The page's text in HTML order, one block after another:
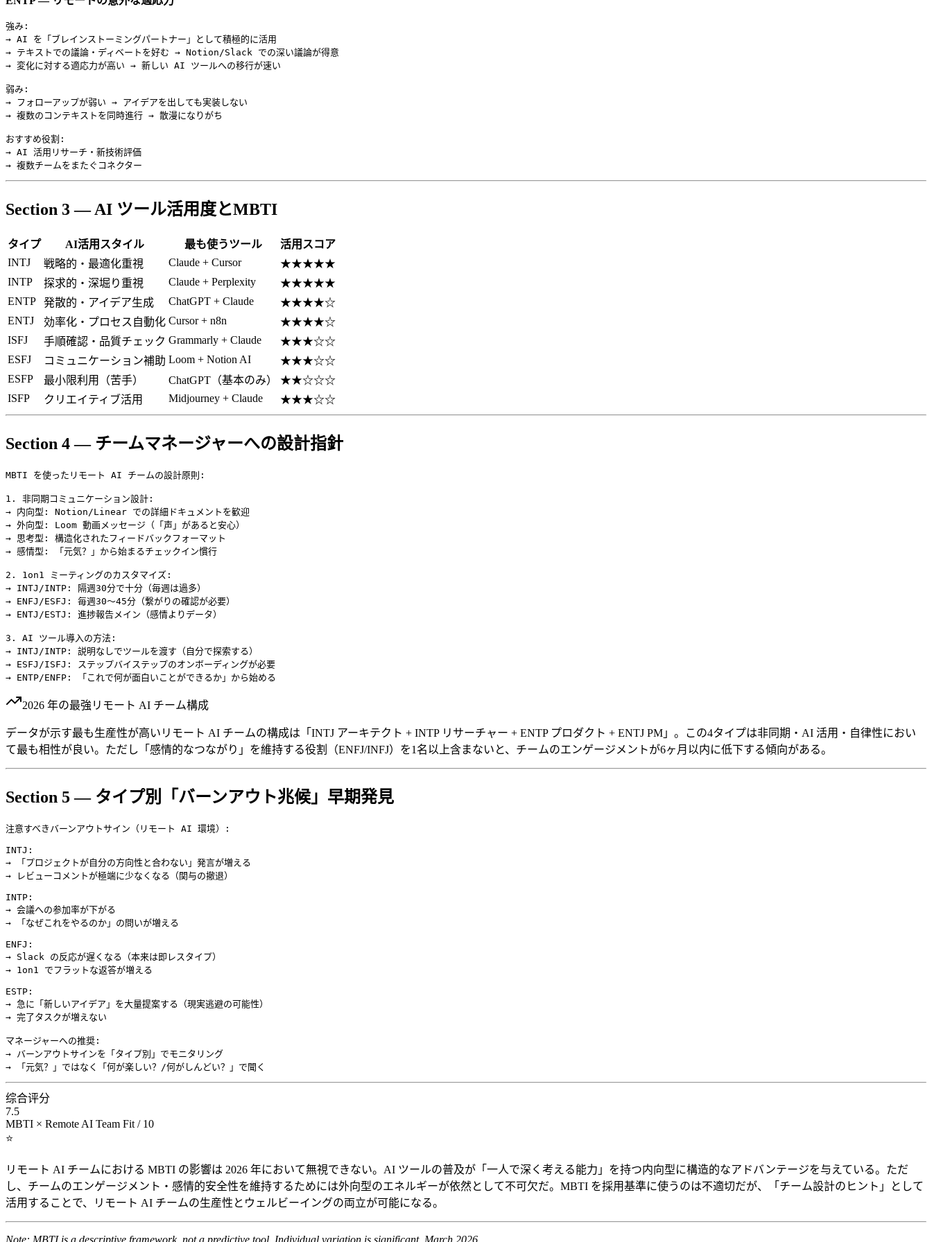
強み:
→ AI を「ブレインストーミングパートナー」として積極的に活用
→ テキストでの議論・ディベートを好む → Notion/Slack での深い議論が得意
→ 変化に対する適応力が高い → 新しい AI ツールへの移行が速い
弱み:
→ フォローアップが弱い → アイデアを出しても実装しない
→ 複数のコンテキストを同時進行 → 散漫になりがち
おすすめ役割:
→ AI 活用リサーチ・新技術評価
Section 3 — AI ツール活用度とMBTI
タイプ AI活用スタイル 最も使うツール
活用スコア
INTJ
戦略的・最適化重視 Claude + Cursor
★★★★★
INTP
探求的・深堀り重視 Claude + Perplexity
★★★★★
ENTP
発散的・アイデア生成 ChatGPT + Claude
★★★★☆
ENTJ
効率化・プロセス自動化 Cursor + n8n
★★★★☆
ISFJ
手順確認・品質チェック Grammarly + Claude
★★★☆☆
ESFJ
コミュニケーション補助 Loom + Notion AI
★★★☆☆
ESFP
最小限利用（苦手） ChatGPT（基本のみ）
★★☆☆☆
ISFP
クリエイティブ活用 Midjourney + Claude ★★★☆☆
Section 4 — チームマネージャーへの設計指針
MBTI を使ったリモート AI チームの設計原則:
1. 非同期コミュニケーション設計:
→ 内向型: Notion/Linear での詳細ドキュメントを歓迎
→ 外向型: Loom 動画メッセージ（「声」があると安心）
→ 思考型: 構造化されたフィードバックフォーマット
→ 感情型: 「元気？」から始まるチェックイン慣行
2. 1on1 ミーティングのカスタマイズ:
→ INTJ/INTP: 隔週30分で十分（毎週は過多）
→ ENFJ/ESFJ: 毎週30〜45分（繋がりの確認が必要）
→ ENTJ/ESTJ: 進捗報告メイン（感情よりデータ）
3. AI ツール導入の方法:
→ INTJ/INTP: 説明なしでツールを渡す（自分で探索する）
→ ESFJ/ISFJ: ステップバイステップのオンボーディングが必要
2026 年の最強リモート AI チーム構成
データが示す最も生産性が高いリモート AI チームの構成は「INTJ アーキテクト + INTP リサーチャー + ENTP プロダクト + ENTJ PM」。この4タイプは非同期・AI 活用・自律性におい
て最も相性が良い。ただし「感情的なつながり」を維持する役割（ENFJ/INFJ）を1名以上含まないと、チームのエンゲージメントが6ヶ月以内に低下する傾向がある。
Section 5 — タイプ別「バーンアウト兆候」早期発見
注意すべきバーンアウトサイン（リモート AI 環境）:
INTJ:
→ 「プロジェクトが自分の方向性と合わない」発言が増える
→ レビューコメントが極端に少なくなる（関与の撤退）
INTP:
→ 会議への参加率が下がる
→ 「なぜこれをやるのか」の問いが増える
ENFJ:
→ Slack の反応が遅くなる（本来は即レスタイプ）
→ 1on1 でフラットな返答が増える
ESTP:
→ 急に「新しいアイデア」を大量提案する（現実逃避の可能性）
→ 完了タスクが増えない
マネージャーへの推奨:
→ バーンアウトサインを「タイプ別」でモニタリング
综合评分
7.5
MBTI × Remote AI Team Fit / 10
⭐
リモート AI チームにおける MBTI の影響は 2026 年において無視できない。AI ツールの普及が「一人で深く考える能力」を持つ内向型に構造的なアドバンテージを与えている。ただ
し、チームのエンゲージメント・感情的安全性を維持するためには外向型のエネルギーが依然として不可欠だ。MBTI を採用基準に使うのは不適切だが、「チーム設計のヒント」として
活用することで、リモート AI チームの生産性とウェルビーイングの両立が可能になる。
Note: MBTI is a descriptive framework, not a predictive tool. Individual variation is significant. March 2026.